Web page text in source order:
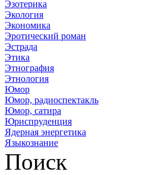
Эзотерика
Экология
Экономика
Эротический роман
Эстрада
Этика
Этнография
Этнология
Юмор
Юмор, радиоспектакль
Юмор, сатира
Юриспруденция
Ядерная энергетика
Языкознание
Поиск